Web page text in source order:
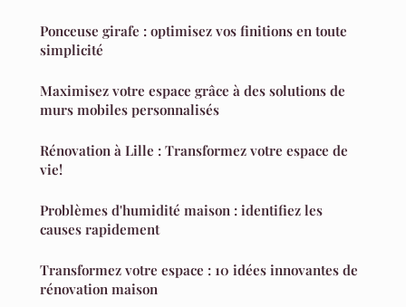
Ponceuse girafe : optimisez vos finitions en toute
simplicité
Maximisez votre espace grâce à des solutions de
murs mobiles personnalisés
Rénovation à Lille : Transformez votre espace de
vie!
Problèmes d'humidité maison : identifiez les
causes rapidement
Transformez votre espace : 10 idées innovantes de
rénovation maison